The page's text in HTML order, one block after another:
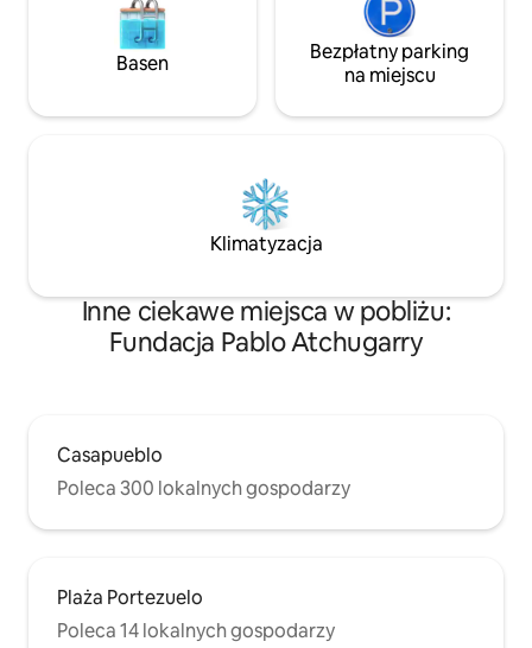
Basen
Bezpłatny parking
na miejscu
Klimatyzacja
Inne ciekawe miejsca w pobliżu:
Fundacja Pablo Atchugarry
Casapueblo
Poleca 300 lokalnych gospodarzy
Plaża Portezuelo
Poleca 14 lokalnych gospodarzy